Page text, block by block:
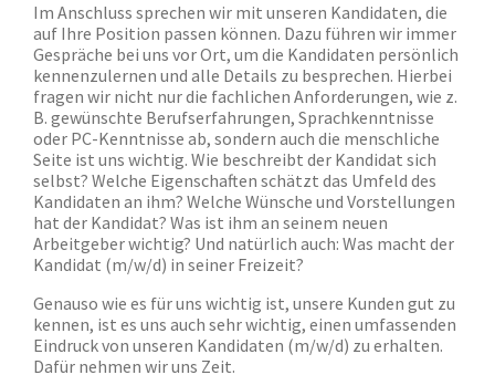
Im Anschluss sprechen wir mit unseren Kandidaten, die
auf Ihre Position passen können. Dazu führen wir immer
Gespräche bei uns vor Ort, um die Kandidaten persönlich
kennenzulernen und alle Details zu besprechen. Hierbei
fragen wir nicht nur die fachlichen Anforderungen, wie z.
B. gewünschte Berufserfahrungen, Sprachkenntnisse
oder PC-Kenntnisse ab, sondern auch die menschliche
Seite ist uns wichtig. Wie beschreibt der Kandidat sich
selbst? Welche Eigenschaften schätzt das Umfeld des
Kandidaten an ihm? Welche Wünsche und Vorstellungen
hat der Kandidat? Was ist ihm an seinem neuen
Arbeitgeber wichtig? Und natürlich auch: Was macht der
Kandidat (m/w/d) in seiner Freizeit?
Genauso wie es für uns wichtig ist, unsere Kunden gut zu
kennen, ist es uns auch sehr wichtig, einen umfassenden
Eindruck von unseren Kandidaten (m/w/d) zu erhalten.
Dafür nehmen wir uns Zeit.